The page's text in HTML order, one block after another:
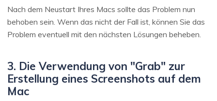
Nach dem Neustart Ihres Macs sollte das Problem nun
behoben sein. Wenn das nicht der Fall ist, können Sie das
Problem eventuell mit den nächsten Lösungen beheben.
3. Die Verwendung von "Grab" zur
Erstellung eines Screenshots auf dem
Mac